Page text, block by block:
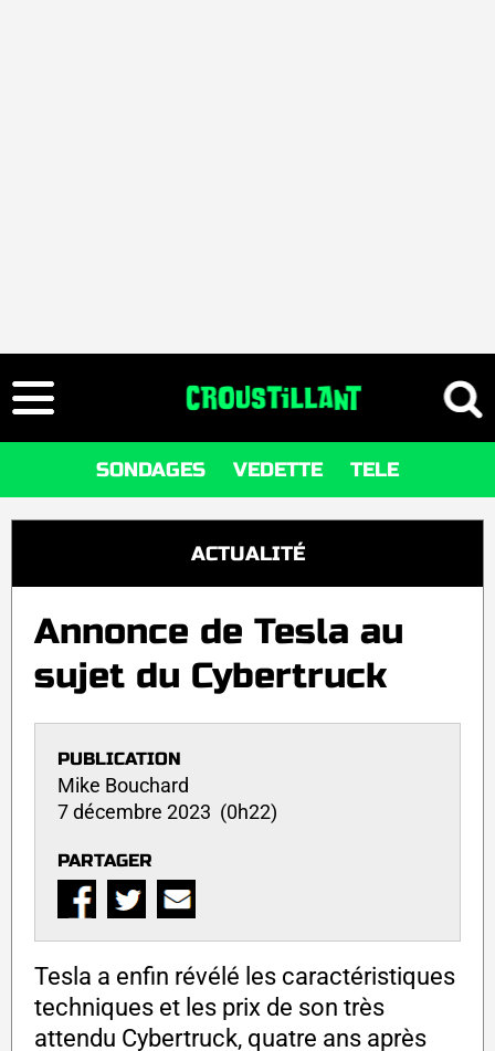
SONDAGES VEDETTE TELE
ACTUALITÉ
Annonce de Tesla au
sujet du Cybertruck
PUBLICATION
Mike Bouchard
7 décembre 2023 (0h22)
PARTAGER
Tesla a enfin révélé les caractéristiques
techniques et les prix de son très
attendu Cybertruck, quatre ans après